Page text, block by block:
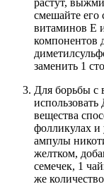
растут,
смешайте
витаминов Е
компонентов
заменить 1
Для борьбы с
вещества
фолликулах и
ампулы
желтком,
семечек, 1
же